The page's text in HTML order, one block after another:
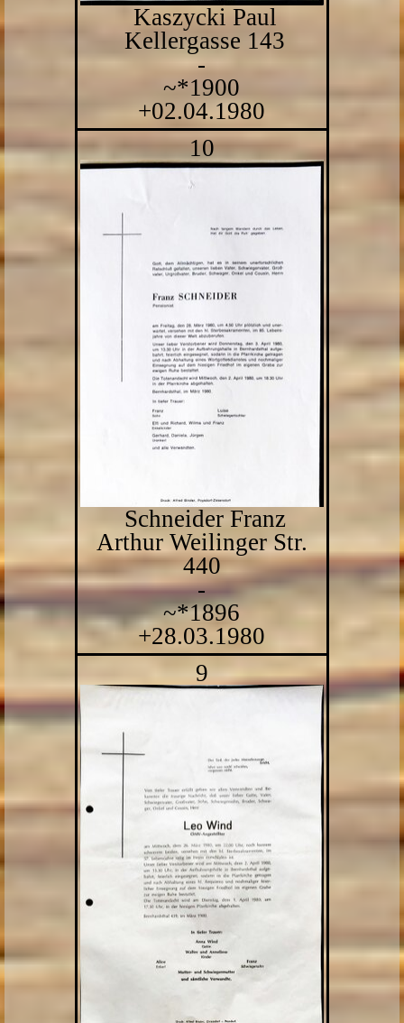
Kaszycki Paul
Kellergasse 143
-
~*1900
+02.04.1980
10
Schneider Franz
Arthur Weilinger Str.
440
-
~*1896
+28.03.1980
9